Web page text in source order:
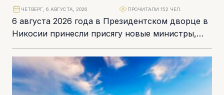
6 августа 2026 года в Президентском дворце в
Никосии принесли присягу новые министры,
руководители подминистерств и
правительственные комиссары. Частичная
перестановка...
ЧЕТВЕРГ, 6 АВГУСТА, 2026 ПРОЧИТАЛИ 152 ЧЕЛ.